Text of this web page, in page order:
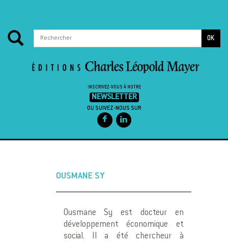
OK
INSCRIVEZ-VOUS À NOTRE
NEWSLETTER
OU SUIVEZ-NOUS SUR
OUSMANE SY
Ousmane Sy est docteur en
développement économique et
social. Il a été chercheur à